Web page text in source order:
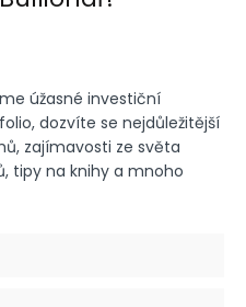
úžasné investiční
dozvíte se nejdůležitější
zajímavosti ze světa
tipy na knihy a mnoho